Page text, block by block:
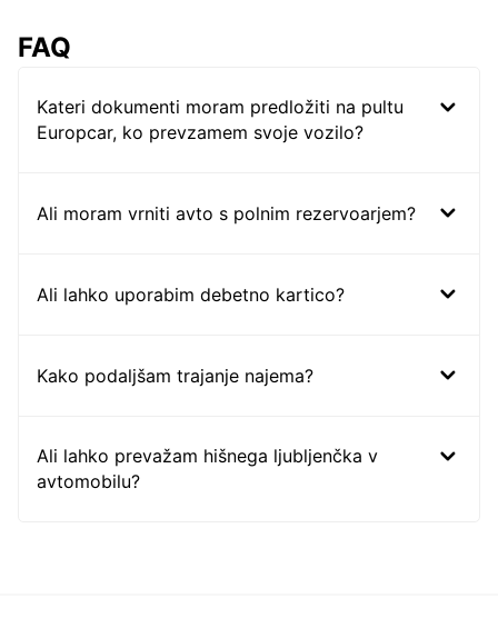
FAQ
Kateri dokumenti moram predložiti na pultu
Europcar, ko prevzamem svoje vozilo?
Ali moram vrniti avto s polnim rezervoarjem?
Ali lahko uporabim debetno kartico?
Kako podaljšam trajanje najema?
Ali lahko prevažam hišnega ljubljenčka v
avtomobilu?